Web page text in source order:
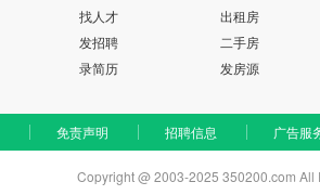
找人才
发招聘
录简历
出租房
二手房
发房源
免责声明 招聘信息 广告服
Copyright @ 2003-2025 350200.com All